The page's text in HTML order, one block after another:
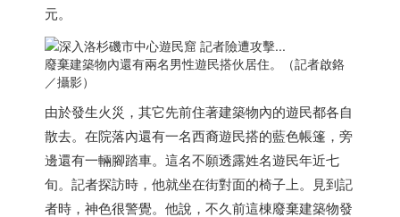
元。
廢棄建築物內還有兩名男性遊民搭伙居住。（記者啟鉻
／攝影）
由於發生火災，其它先前住著建築物內的遊民都各自
散去。在院落內還有一名西裔遊民搭的藍色帳篷，旁
邊還有一輛腳踏車。這名不願透露姓名遊民年近七
旬。記者探訪時，他就坐在街對面的椅子上。見到記
者時，神色很警覺。他說，不久前這棟廢棄建築物發